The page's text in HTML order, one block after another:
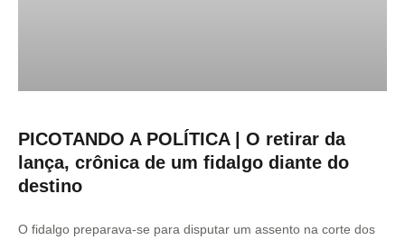
PICOTANDO A POLÍTICA | O retirar da
lança, crônica de um fidalgo diante do
destino
O fidalgo preparava-se para disputar um assento na corte dos